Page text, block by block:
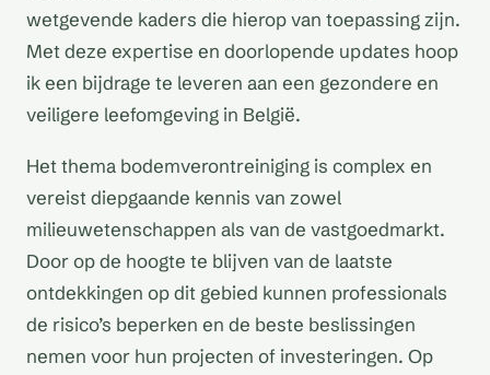
wetgevende kaders die hierop van toepassing zijn.
Met deze expertise en doorlopende updates hoop
ik een bijdrage te leveren aan een gezondere en
veiligere leefomgeving in België.
Het thema bodemverontreiniging is complex en
vereist diepgaande kennis van zowel
milieuwetenschappen als van de vastgoedmarkt.
Door op de hoogte te blijven van de laatste
ontdekkingen op dit gebied kunnen professionals
de risico’s beperken en de beste beslissingen
nemen voor hun projecten of investeringen. Op